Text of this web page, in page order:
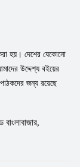
হয়। দেশের যেকোনো
উদ্দেশ্য বইয়ের
জন্য রয়েছে